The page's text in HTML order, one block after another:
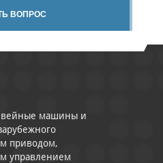
ВОПРОС
машины и
приводом,
управлением